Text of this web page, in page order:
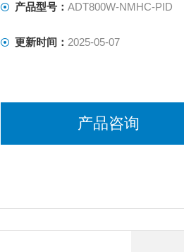
产品型号： ADT800W-NMHC-PID
更新时间： 2025-05-07
产品咨询